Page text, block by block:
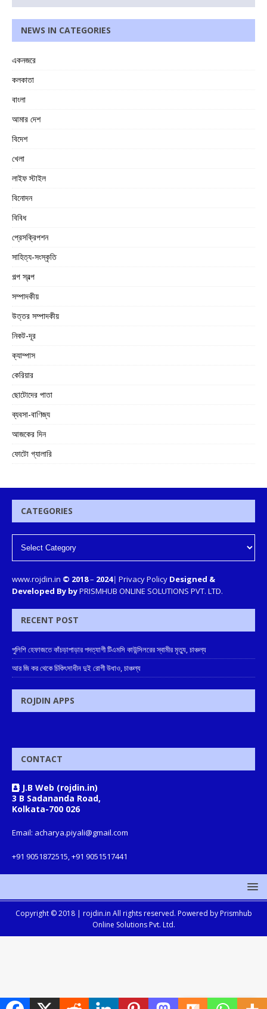
NEWS IN CATEGORIES
একনজরে
কলকাতা
বাংলা
আমার দেশ
বিদেশ
খেলা
লাইফ স্টাইল
বিনোদন
বিবিধ
প্রেসক্রিপশন
সাহিত্য-সংস্কৃতি
গল্প স্বল্প
সম্পাদকীয়
উত্তর সম্পাদকীয়
নিকট-দূর
ক্যাম্পাস
কেরিয়ার
ছোটোদের পাতা
ব্যবসা-বাণিজ্য
আজকের দিন
ফোটো গ্যালারি
CATEGORIES
www.rojdin.in © 2018– 2024| Privacy Policy Designed &
Developed By byPRISMHUB ONLINE SOLUTIONS PVT. LTD.
RECENT POST
পুলিশি হেফাজতে কাঁচড়াপাড়ার পদত্যাগী টিএমসি কাউন্সিলরের স্বামীর মৃত্যু, চাঞ্চল্য
আর জি কর থেকে চিকিৎসাধীন দুই রোগী উধাও, চাঞ্চল্য
ROJDIN APPS
CONTACT
J.B Web (rojdin.in)
3 B Sadananda Road,
Kolkata-700 026
Email: acharya.piyali@gmail.com
+91 9051872515, +91 9051517441
Copyright © 2018 | rojdin.in All rights reserved. Powered by Prismhub
Online Solutions Pvt. Ltd.